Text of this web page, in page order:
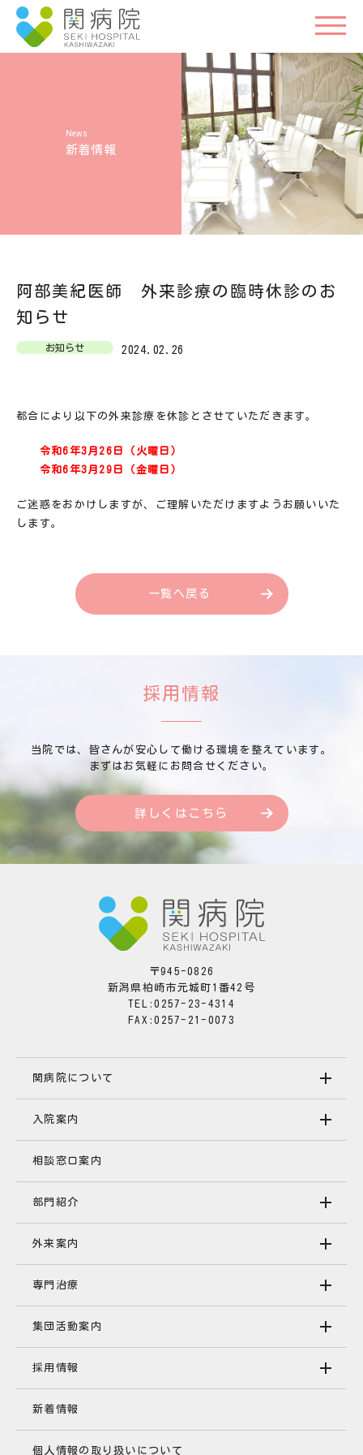
新着情報
阿部美紀医師 外来診療の臨時休診のお
知らせ
お知らせ 2024.02.26
都合により以下の外来診療を休診とさせていただきます。
令和6年3月26日（火曜日）
令和6年3月29日（金曜日）
ご迷惑をおかけしますが、ご理解いただけますようお願いいた
します。
一覧へ戻る
採用情報
当院では、皆さんが安心して働ける環境を整えています。
まずはお気軽にお問合せください。
詳しくはこちら
〒945-0826
新潟県柏崎市元城町1番42号
TEL:0257-23-4314
FAX:0257-21-0073
関病院について
入院案内
相談窓口案内
部門紹介
外来案内
専門治療
集団活動案内
採用情報
新着情報
個人情報の取り扱いについて